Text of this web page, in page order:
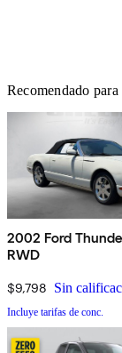
Recomendado para
2002 Ford
RWD
$9,798 Sin
Incluye tarifas de conc.